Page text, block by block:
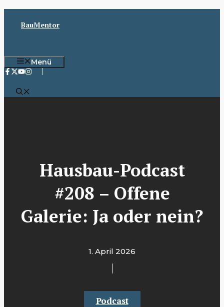
InhaltBauMentor
Menü
Hausbau-Podcast
#208 – Offene
Galerie: Ja oder nein?
1. April 2026
Podcast